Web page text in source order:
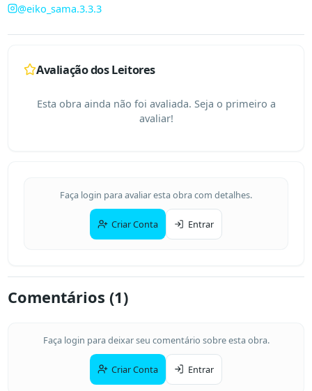
@eiko_sama.3.3.3
Avaliação dos Leitores
Esta obra ainda não foi avaliada. Seja o primeiro a
avaliar!
Faça login para avaliar esta obra com detalhes.
Criar Conta Entrar
Comentários (1)
Faça login para deixar seu comentário sobre esta obra.
Criar Conta Entrar